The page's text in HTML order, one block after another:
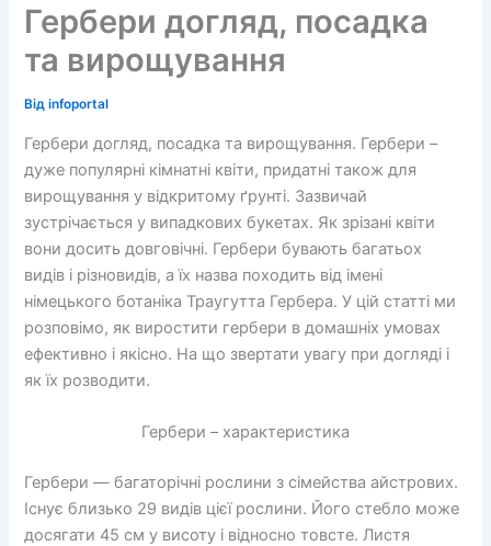
Гербери догляд, посадка
та вирощування
Відinfoportal
Гербери догляд, посадка та вирощування. Гербери –
дуже популярні кімнатні квіти, придатні також для
вирощування у відкритому ґрунті. Зазвичай
зустрічається у випадкових букетах. Як зрізані квіти
вони досить довговічні. Гербери бувають багатьох
видів і різновидів, а їх назва походить від імені
німецького ботаніка Траугутта Гербера. У цій статті ми
розповімо, як виростити гербери в домашніх умовах
ефективно і якісно. На що звертати увагу при догляді і
як їх розводити.
Гербери – характеристика
Гербери — багаторічні рослини з сімейства айстрових.
Існує близько 29 видів цієї рослини. Його стебло може
досягати 45 см у висоту і відносно товсте. Листя